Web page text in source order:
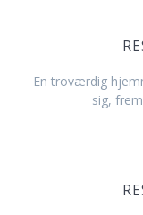
En troværdig
sig,